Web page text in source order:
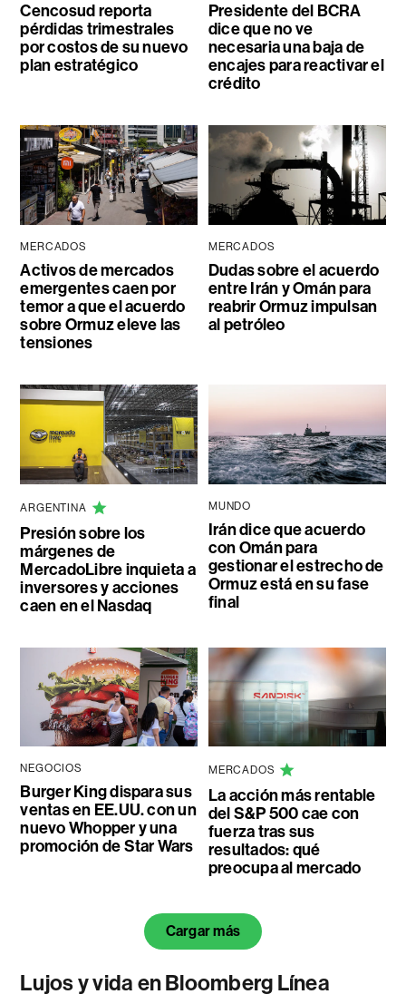
Cencosud reporta
pérdidas trimestrales
por costos de su nuevo
plan estratégico
Presidente del BCRA
dice que no ve
necesaria una baja de
encajes para reactivar el
crédito
MERCADOS
Activos de mercados
emergentes caen por
temor a que el acuerdo
sobre Ormuz eleve las
tensiones
MERCADOS
Dudas sobre el acuerdo
entre Irán y Omán para
reabrir Ormuz impulsan
al petróleo
ARGENTINA
Presión sobre los
márgenes de
MercadoLibre inquieta a
inversores y acciones
caen en el Nasdaq
MUNDO
Irán dice que acuerdo
con Omán para
gestionar el estrecho de
Ormuz está en su fase
final
NEGOCIOS
Burger King dispara sus
ventas en EE.UU. con un
nuevo Whopper y una
promoción de Star Wars
MERCADOS
La acción más rentable
del S&P 500 cae con
fuerza tras sus
resultados: qué
preocupa al mercado
Cargar más
Lujos y vida en Bloomberg Línea